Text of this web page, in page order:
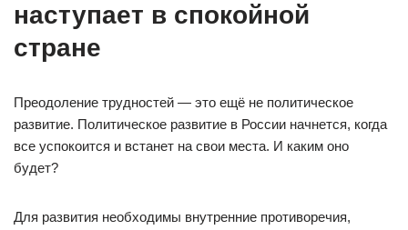
наступает в спокойной
стране
Преодоление трудностей — это ещё не политическое
развитие. Политическое развитие в России начнется, когда
все успокоится и встанет на свои места. И каким оно
будет?
Для развития необходимы внутренние противоречия,